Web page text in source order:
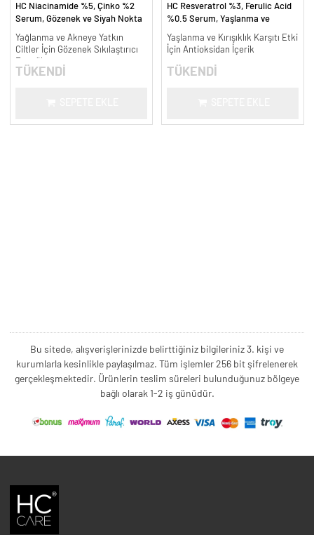
HC Niacinamide %5, Çinko %2
Serum, Gözenek ve Siyah Nokta
30 ml.
Yağlanma ve Akneye Yatkın
Ciltler İçin Gözenek Sıkılaştırıcı
TÜKENDİ
HC Resveratrol %3, Ferulic Acid
%0.5 Serum, Yaşlanma ve
Yaşlanma ve Kırışıklık Karşıtı Etki
İçin Antioksidan İçerik
TÜKENDİ
Bu sitede, alışverişlerinizde belirttiğiniz bilgileriniz 3. kişi ve
kurumlarla kesinlikle paylaşılmaz. Tüm işlemler 256 bit şifrelenerek
gerçekleşmektedir. Ürünlerin teslim süreleri bulunduğunuz bölgeye
bağlı olarak 1-2 iş günüdür.